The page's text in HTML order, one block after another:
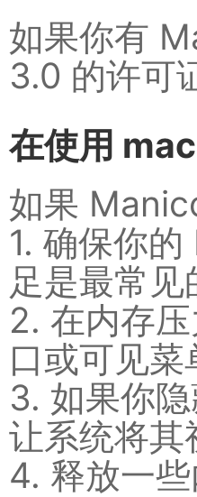
如果你有
3.0 的许可
在使用
如果
1. 确保你
足是最常见
2. 在内存
口或可见
3. 如果你
让系统将其
4. 释放一